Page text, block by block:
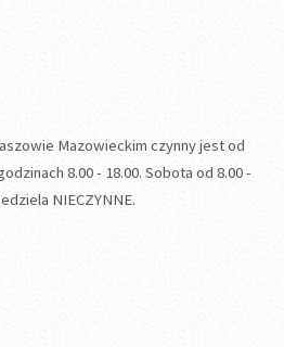
Mazowieckim czynny jest od
8.00 - 18.00. Sobota od 8.00 -
NIECZYNNE.